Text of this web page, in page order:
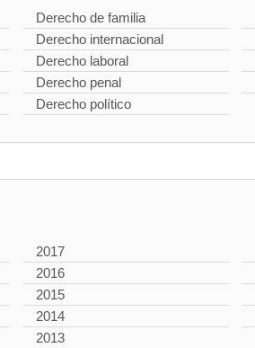
Derecho de familia
Derecho internacional
Derecho laboral
Derecho penal
Derecho político
2017
2016
2015
2014
2013